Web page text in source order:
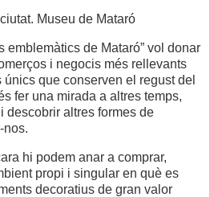
Museu de Mataró
emblemàtics de Mataró” vol donar
i negocis més rellevants
que conserven el regust del
fer una mirada a altres temps,
descobrir altres formes de
nos.
hi podem anar a comprar,
propi i singular en què es
decoratius de gran valor